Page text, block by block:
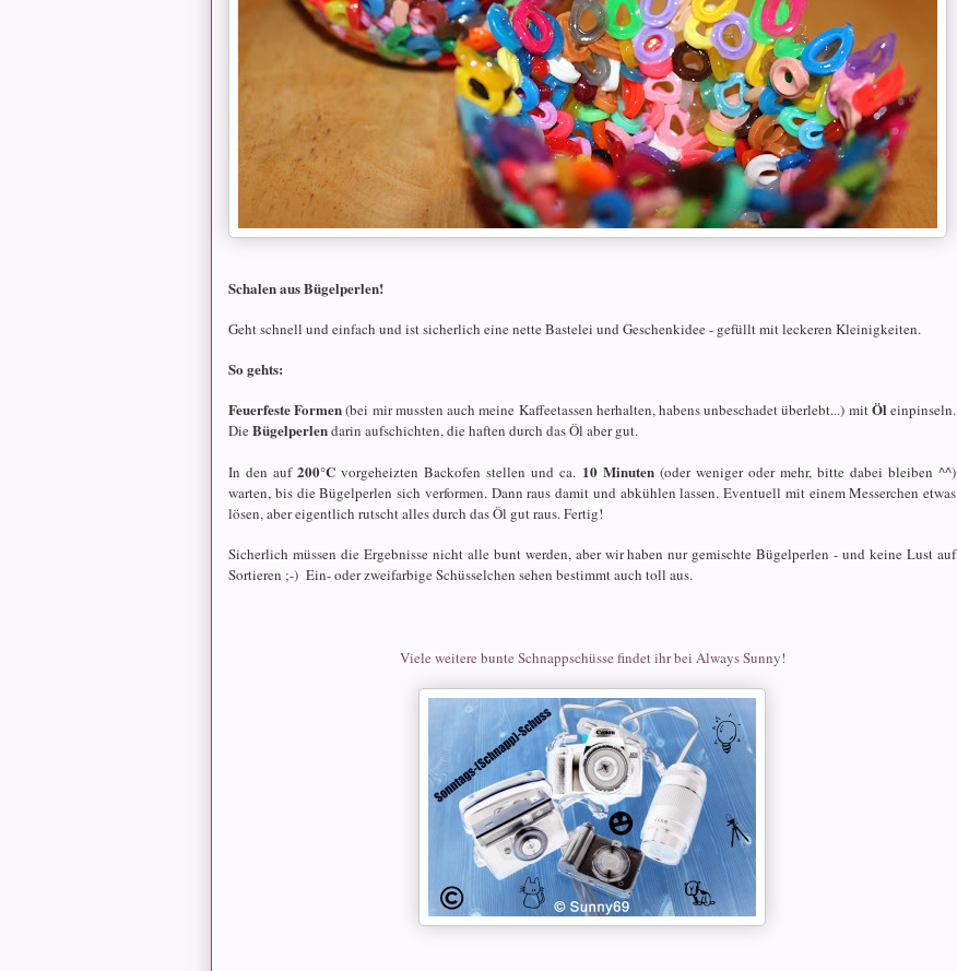
Schalen aus Bügelperlen!
Geht schnell und einfach und ist sicherlich eine nette Bastelei und Geschenkidee - gefüllt mit leckeren Kleinigkeiten.
So gehts:
Feuerfeste Formen(bei mir mussten auch meine Kaffeetassen herhalten, habens unbeschadet überlebt...) mitÖleinpinseln.
DieBügelperlendarin aufschichten, die haften durch das Öl aber gut.
In den auf200°C vorgeheizten Backofen stellen und ca. 10 Minuten(oder weniger oder mehr, bitte dabei bleiben ^^)
warten, bis die Bügelperlen sich verformen. Dann raus damit und abkühlen lassen. Eventuell mit einem Messerchen etwas
lösen, aber eigentlich rutscht alles durch das Öl gut raus. Fertig!
Sicherlich müssen die Ergebnisse nicht alle bunt werden, aber wir haben nur gemischte Bügelperlen - und keine Lust auf
Sortieren ;-) Ein- oder zweifarbige Schüsselchen sehen bestimmt auch toll aus.
Viele weitere bunte Schnappschüsse findet ihr bei Always Sunny!